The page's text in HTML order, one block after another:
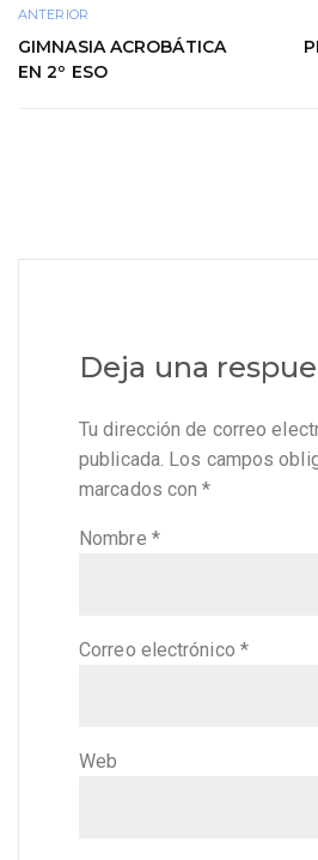
ANTERIOR
GIMNASIA ACROBÁTICA
EN 2º ESO
Deja una
Tu dirección de correo
publicada. Los campos
marcados con*
Nombre *
Correo electrónico *
Web